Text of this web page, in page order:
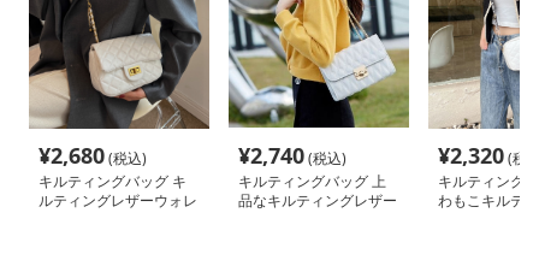
¥2,680(税込)
キルティングバッグ キ
ルティングレザーウォレ
¥2,740(税込)
キルティングバッグ 上
品なキルティングレザー
¥2,320(税
キルティング
わもこキルテ